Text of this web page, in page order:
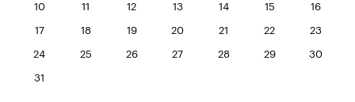
10 11 12 13 14 15 16
17 18 19 20 21 22 23
24 25 26 27 28 29 30
31